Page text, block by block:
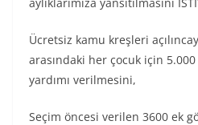
Ücretsiz kamu kreşleri
arasındaki her çocuk için
yardımı verilmesini,
Seçim öncesi verilen 3600 ek